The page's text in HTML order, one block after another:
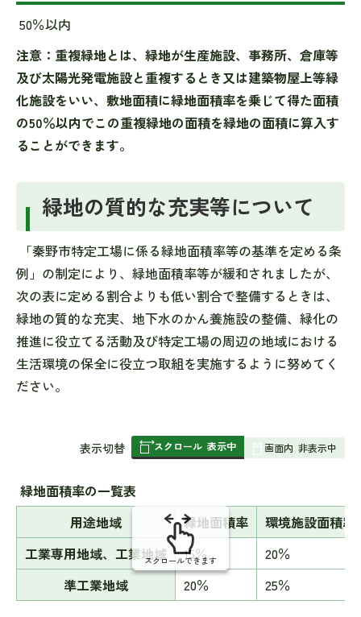
50％以内
注意：重複緑地とは、緑地が生産施設、事務所、倉庫等
及び太陽光発電施設と重複するとき又は建築物屋上等緑
化施設をいい、敷地面積に緑地面積率を乗じて得た面積
の50％以内でこの重複緑地の面積を緑地の面積に算入す
ることができます。
緑地の質的な充実等について
「秦野市特定工場に係る緑地面積率等の基準を定める条
例」の制定により、緑地面積率等が緩和されましたが、
次の表に定める割合よりも低い割合で整備するときは、
緑地の質的な充実、地下水のかん養施設の整備、緑化の
推進に役立てる活動及び特定工場の周辺の地域における
生活環境の保全に役立つ取組を実施するように努めてく
ださい。
表
み
の
表示切替 スクロール 表示中 画面内 非表示中
緑地面積率の一覧表
用途地域
緑地面積率
環境施設面積率
工業専用地域、工業地域
15％
20％
準工業地域
20％ 25％
スクロールできます